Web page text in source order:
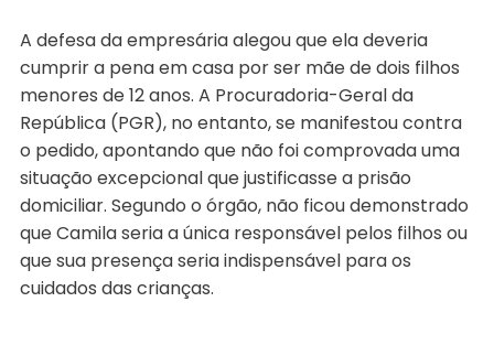
A defesa da empresária alegou que ela deveria
cumprir a pena em casa por ser mãe de dois filhos
menores de 12 anos. A Procuradoria-Geral da
República (PGR), no entanto, se manifestou contra
o pedido, apontando que não foi comprovada uma
situação excepcional que justificasse a prisão
domiciliar. Segundo o órgão, não ficou demonstrado
que Camila seria a única responsável pelos filhos ou
que sua presença seria indispensável para os
cuidados das crianças.